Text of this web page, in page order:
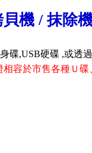
機 / 抹除
碟,USB硬碟 ,或透
相容於市售各種Ｕ